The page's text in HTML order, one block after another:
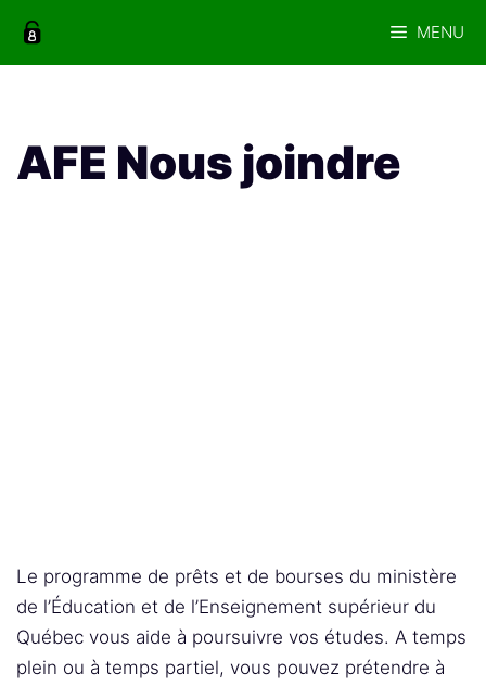
MENU
AFE Nous joindre
Le programme de prêts et de bourses du ministère
de l’Éducation et de l’Enseignement supérieur du
Québec vous aide à poursuivre vos études. A temps
plein ou à temps partiel, vous pouvez prétendre à